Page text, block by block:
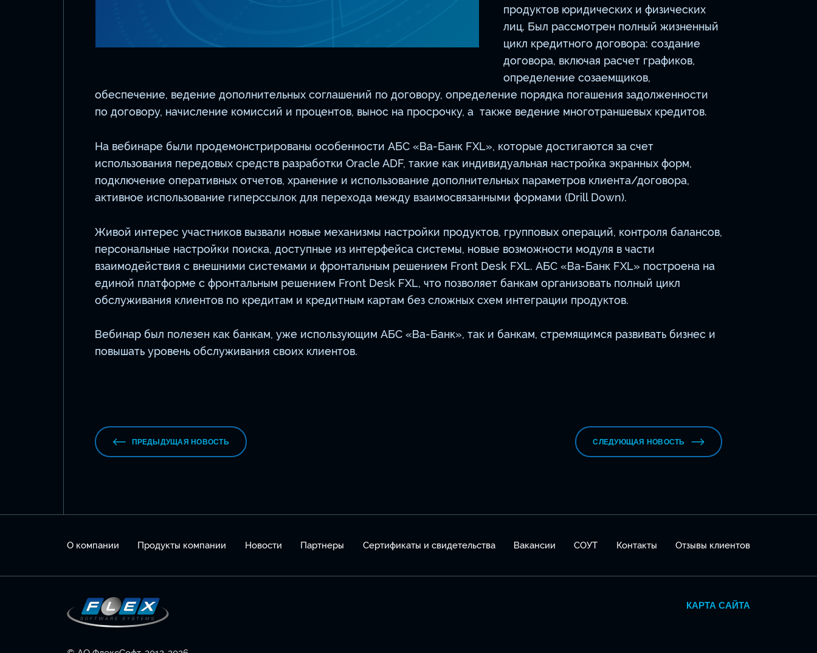
продуктов юридических и физических
лиц. Был рассмотрен полный жизненный
цикл кредитного договора: создание
договора, включая расчет графиков,
определение созаемщиков,
обеспечение, ведение дополнительных соглашений по договору, определение порядка погашения задолженности
по договору, начисление комиссий и процентов, вынос на просрочку, а также ведение многотраншевых кредитов.
На вебинаре были продемонстрированы особенности АБС «Ва-Банк FXL», которые достигаются за счет
использования передовых средств разработки Oracle ADF, такие как индивидуальная настройка экранных форм,
подключение оперативных отчетов, хранение и использование дополнительных параметров клиента/договора,
активное использование гиперссылок для перехода между взаимосвязанными формами (Drill Down).
Живой интерес участников вызвали новые механизмы настройки продуктов, групповых операций, контроля балансов,
персональные настройки поиска, доступные из интерфейса системы, новые возможности модуля в части
взаимодействия с внешними системами и фронтальным решением Front Desk FXL. АБС «Ва-Банк FXL» построена на
единой платформе с фронтальным решением Front Desk FXL, что позволяет банкам организовать полный цикл
обслуживания клиентов по кредитам и кредитным картам без сложных схем интеграции продуктов.
Вебинар был полезен как банкам, уже использующим АБС «Ва-Банк», так и банкам, стремящимся развивать бизнес и
повышать уровень обслуживания своих клиентов.
ПРЕДЫДУЩАЯ НОВОСТЬ СЛЕДУЮЩАЯ НОВОСТЬ
О компании Продукты компании Новости Партнеры Сертификаты и свидетельства Вакансии СОУТ Контакты Отзывы клиентов
КАРТА САЙТА